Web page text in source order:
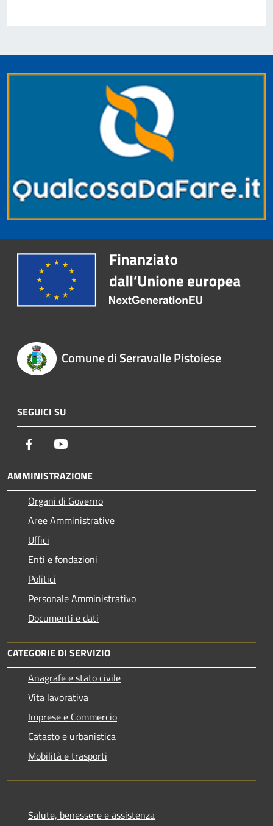
Comune di Serravalle Pistoiese
SEGUICI SU
Facebook
AMMINISTRAZIONE
Organi di Governo
Aree Amministrative
Uffici
Enti e fondazioni
Politici
Personale Amministrativo
Documenti e dati
CATEGORIE DI SERVIZIO
Anagrafe e stato civile
Vita lavorativa
Imprese e Commercio
Catasto e urbanistica
Mobilità e trasporti
Salute, benessere e assistenza